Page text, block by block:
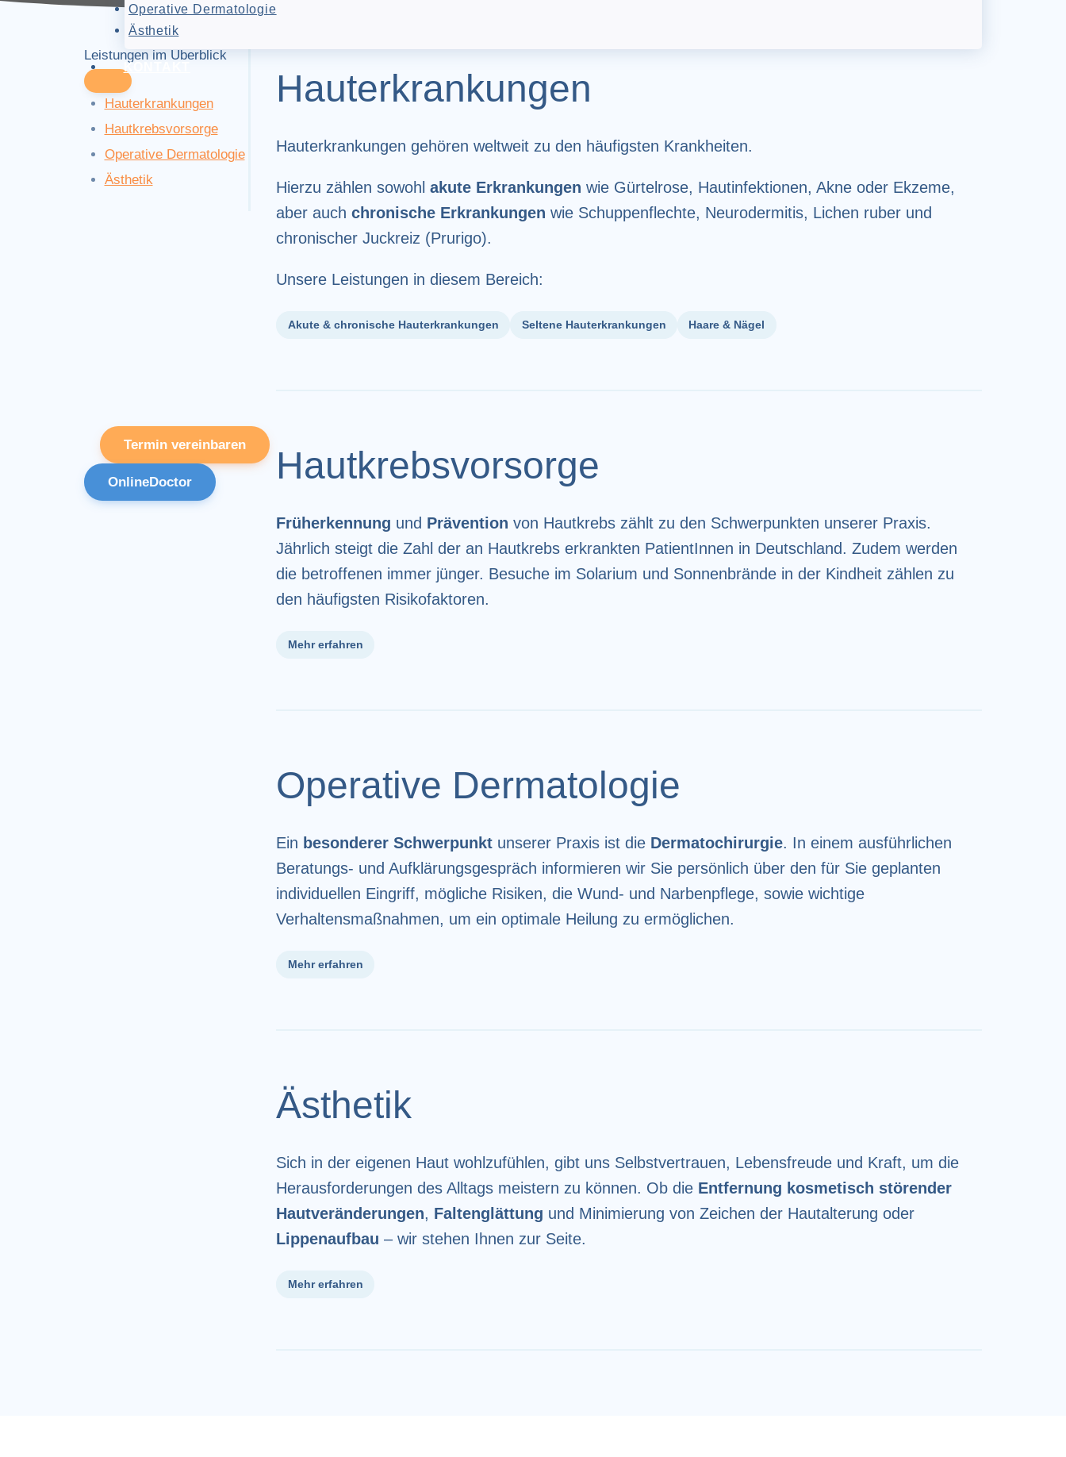
Operative Dermatologie
Ästhetik
KONTAKT
Termin vereinbaren
OnlineDoctor
Leistungen im Überblick
Hauterkrankungen
Hautkrebsvorsorge
Operative Dermatologie
Ästhetik
Hauterkrankungen
Hauterkrankungen gehören weltweit zu den häufigsten Krankheiten.
Hierzu zählen sowohlakute Erkrankungen wie Gürtelrose, Hautinfektionen, Akne oder Ekzeme,
aber auchchronische Erkrankungen wie Schuppenflechte, Neurodermitis, Lichen ruber und
chronischer Juckreiz (Prurigo).
Unsere Leistungen in diesem Bereich:
Akute & chronische Hauterkrankungen Seltene Hauterkrankungen Haare & Nägel
Hautkrebsvorsorge
Früherkennung und Präventionvon Hautkrebs zählt zu den Schwerpunkten unserer Praxis.
Jährlich steigt die Zahl der an Hautkrebs erkrankten PatientInnen in Deutschland. Zudem werden
die betroffenen immer jünger. Besuche im Solarium und Sonnenbrände in der Kindheit zählen zu
den häufigsten Risikofaktoren.
Mehr erfahren
Operative Dermatologie
Ein besonderer Schwerpunkt unserer Praxis ist die Dermatochirurgie. In einem ausführlichen
Beratungs- und Aufklärungsgespräch informieren wir Sie persönlich über den für Sie geplanten
individuellen Eingriff, mögliche Risiken, die Wund- und Narbenpflege, sowie wichtige
Verhaltensmaßnahmen, um ein optimale Heilung zu ermöglichen.
Mehr erfahren
Ästhetik
Sich in der eigenen Haut wohlzufühlen, gibt uns Selbstvertrauen, Lebensfreude und Kraft, um die
Herausforderungen des Alltags meistern zu können. Ob die Entfernung kosmetisch störender
Hautveränderungen, Faltenglättung und Minimierung von Zeichen der Hautalterung oder
Lippenaufbau – wir stehen Ihnen zur Seite.
Mehr erfahren